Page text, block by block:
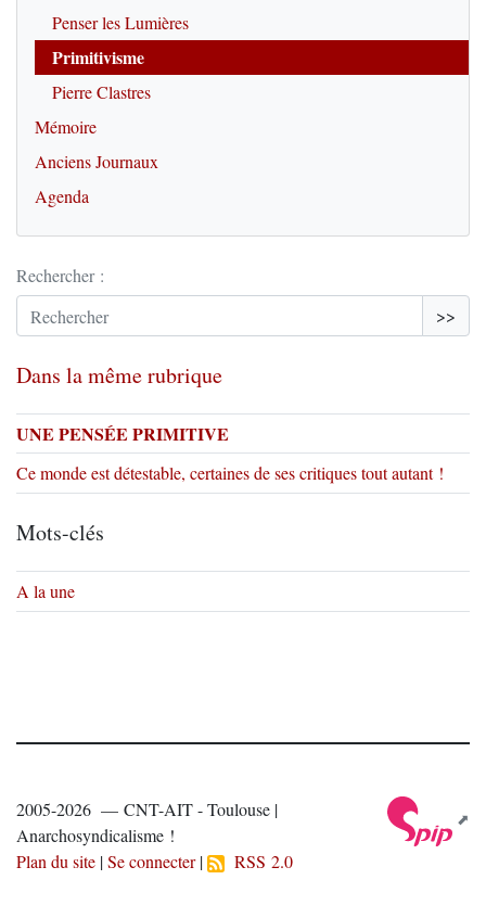
Penser les Lumières
Primitivisme
Pierre Clastres
Mémoire
Anciens Journaux
Agenda
Rechercher :
>>
Dans la même rubrique
UNE PENSÉE PRIMITIVE
Ce monde est détestable, certaines de ses critiques tout autant !
Mots-clés
A la une
2005-2026 — CNT-AIT - Toulouse |
Anarchosyndicalisme !
Plan du site |Se connecter| RSS 2.0